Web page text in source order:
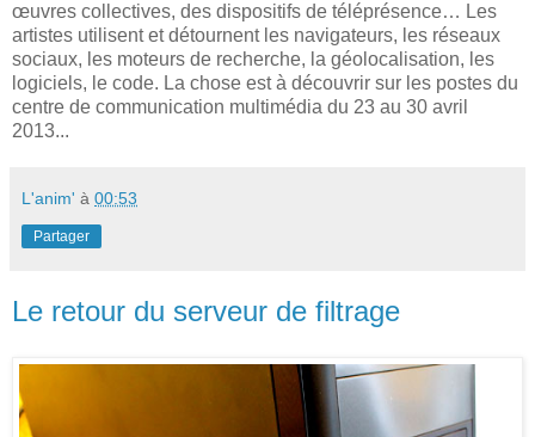
œuvres collectives, des dispositifs de téléprésence… Les
artistes utilisent et détournent les navigateurs, les réseaux
sociaux, les moteurs de recherche, la géolocalisation, les
logiciels, le code. La chose est à découvrir sur les postes du
centre de communication multimédia du 23 au 30 avril
2013...
L'anim' à 00:53
Partager
Le retour du serveur de filtrage